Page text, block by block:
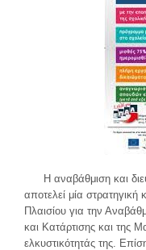
Η αναβάθμιση και
αποτελεί μία στρατηγική
Πλαισίου για την
και Κατάρτισης και της
ελκυστικότητάς της.